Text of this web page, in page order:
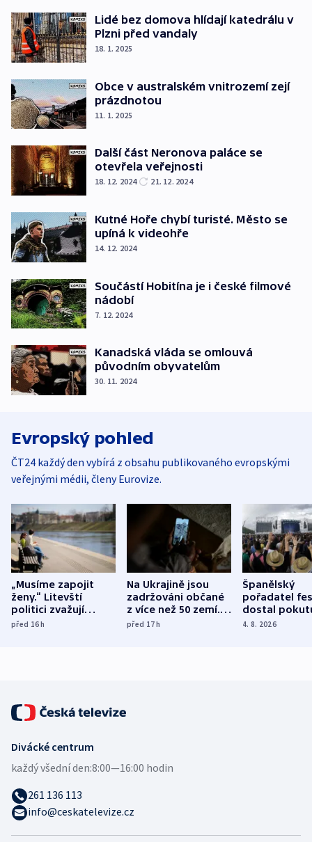
Lidé bez domova hlídají katedrálu v
Plzni před vandaly
18. 1. 2025
Obce v australském vnitrozemí zejí
prázdnotou
11. 1. 2025
Další část Neronova paláce se
otevřela veřejnosti
18. 12. 2024 21. 12. 2024
Kutné Hoře chybí turisté. Město se
upíná k videohře
14. 12. 2024
Součástí Hobitína je i české filmové
nádobí
7. 12. 2024
Kanadská vláda se omlouvá
původním obyvatelům
30. 11. 2024
Evropský pohled
ČT24 každý den vybírá z obsahu publikovaného evropskými
veřejnými médii, členy Eurovize.
„Musíme zapojit
ženy.“ Litevští
politici zvažují
dohodu o
před 16h
Na Ukrajině jsou
zadržováni občané
z více než 50 zemí.
Bojovali na straně
před 17h
Španělský
pořadatel
dostal
nekalé
4. 8. 2026
Divácké centrum
každý všední den:8:00—16:00 hodin
261 136 113
info@ceskatelevize.cz